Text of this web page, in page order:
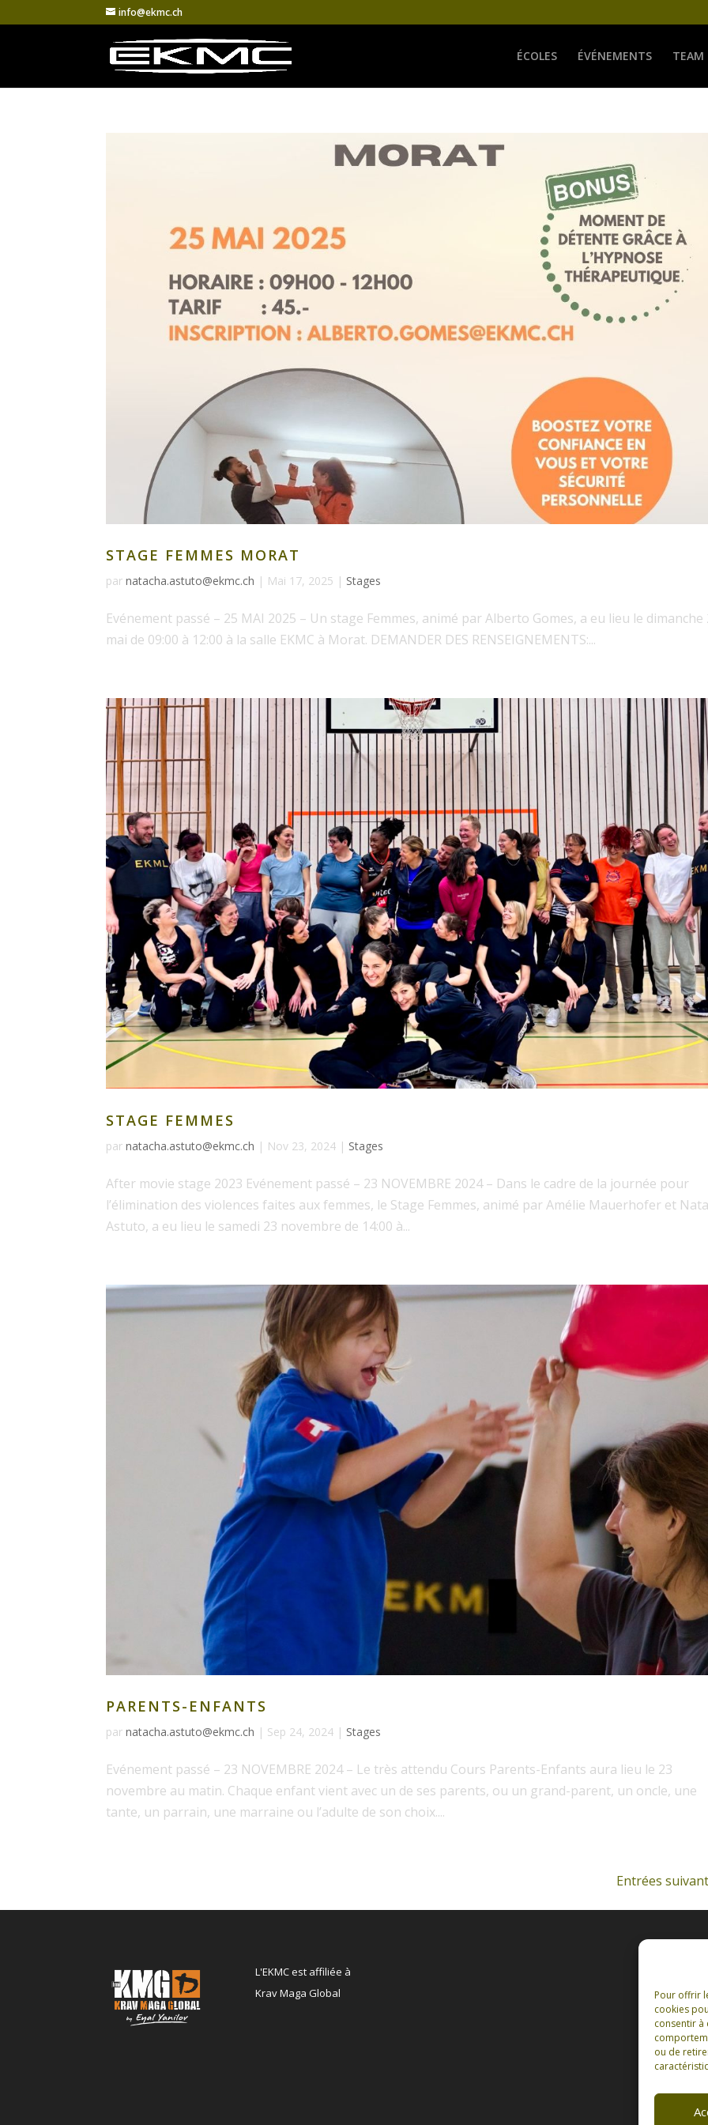
Pour offrir
cookies
consentir à
ou de
info@ekmc.ch
ÉCOLES ÉVÉNEMENTS TEAM
STAGE FEMMES MORAT
parnatacha.astuto@ekmc.ch | Mai 17, 2025 | Stages
Evénement passé – 25 MAI 2025 – Un stage Femmes, animé par Alberto Gomes, a eu lieu le dimanche
mai de 09:00 à 12:00 à la salle EKMC à Morat. DEMANDER DES RENSEIGNEMENTS:...
STAGE FEMMES
parnatacha.astuto@ekmc.ch | Nov 23, 2024 | Stages
After movie stage 2023 Evénement passé – 23 NOVEMBRE 2024 – Dans le cadre de la journée pour
l’élimination des violences faites aux femmes, le Stage Femmes, animé par Amélie Mauerhofer et
Astuto, a eu lieu le samedi 23 novembre de 14:00 à...
PARENTS-ENFANTS
parnatacha.astuto@ekmc.ch | Sep 24, 2024 | Stages
Evénement passé – 23 NOVEMBRE 2024 – Le très attendu Cours Parents-Enfants aura lieu le 23
novembre au matin. Chaque enfant vient avec un de ses parents, ou un grand-parent, un oncle, une
tante, un parrain, une marraine ou l’adulte de son choix....
Entrées
L'EKMC est affiliée à
Krav Maga Global